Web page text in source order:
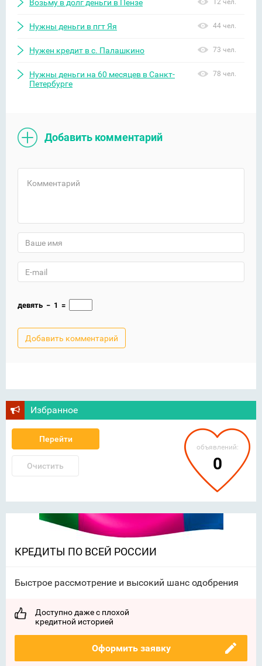
Возьму в долг деньги в Пензе 12 чел.
Нужны деньги в пгт Яя 44 чел.
Нужен кредит в с. Палашкино 73 чел.
Нужны деньги на 60 месяцев в Санкт-
Петербурге
78 чел.
Добавить комментарий
девять − 1 =
Избранное
Перейти
Очистить
объявлений:
0
КРЕДИТЫ ПО ВСЕЙ РОССИИ
Быстрое рассмотрение и высокий шанс одобрения
Доступно даже с плохой
кредитной историей
Оформить заявку